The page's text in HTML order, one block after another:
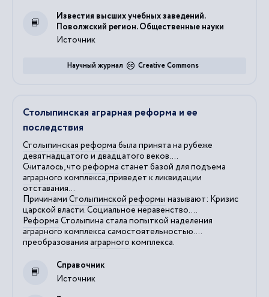
Источник
Известия высших учебных заведений.
Поволжский регион. Общественные науки
Creative Commons
Научный журнал
Столыпинская аграрная реформа и ее
последствия
Столыпинская реформа была принята на рубеже
девятнадцатого и двадцатого веков....
Считалось, что реформа станет базой для подъема
аграрного комплекса, приведет к ликвидации
отставания...
Причинами Столыпинской реформы называют: Кризис
царской власти. Социальное неравенство....
Реформа Столыпина стала попыткой наделения
аграрного комплекса самостоятельностью....
преобразования аграрного комплекса.
Источник
Справочник